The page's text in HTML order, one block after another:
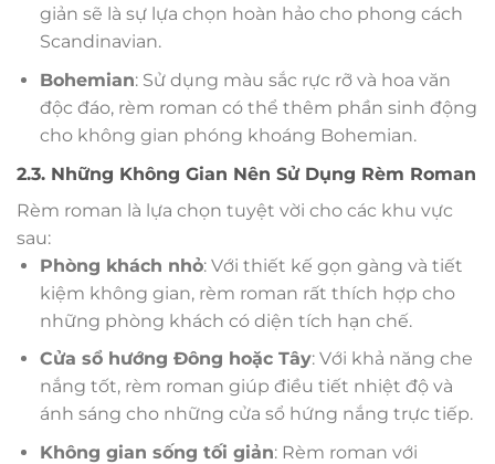
giản sẽ là sự lựa chọn hoàn hảo cho phong cách
Scandinavian.
Bohemian: Sử dụng màu sắc rực rỡ và hoa văn
độc đáo, rèm roman có thể thêm phần sinh động
cho không gian phóng khoáng Bohemian.
2.3. Những Không Gian Nên Sử Dụng Rèm Roman
Rèm roman là lựa chọn tuyệt vời cho các khu vực
sau:
Phòng khách nhỏ: Với thiết kế gọn gàng và tiết
kiệm không gian, rèm roman rất thích hợp cho
những phòng khách có diện tích hạn chế.
Cửa sổ hướng Đông hoặc Tây: Với khả năng che
nắng tốt, rèm roman giúp điều tiết nhiệt độ và
ánh sáng cho những cửa sổ hứng nắng trực tiếp.
Không gian sống tối giản: Rèm roman với